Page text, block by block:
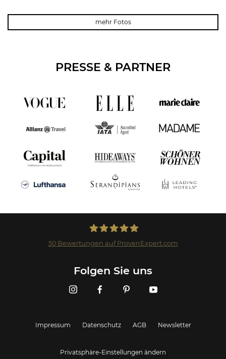
mehr Fotos
PRESSE & PARTNER
50Bewertungen auf ProvenExpert.com
Folgen Sie uns
Impressum Datenschutz AGB Newsletter
Privatsphäre-Einstellungen ändern